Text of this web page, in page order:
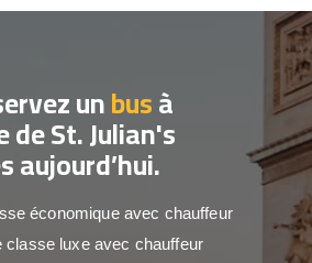
unbusà
de St. Julian's
aujourd’hui.
économique avec chauffeur
classe luxe avec chauffeur